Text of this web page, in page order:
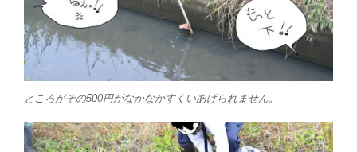
ところがその500円がなかなかすくいあげられません。